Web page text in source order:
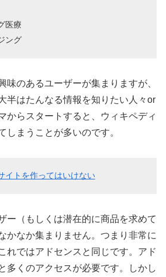
医療
ング
味のあるユーザーが集まりますが、
半はたんなる情報を知りたい人々or
からスタートすると、ウィキペディ
しまうことが多いのです。
イトを作ってはいけない
ー（もしくは潜在的に商品を求めて
かなか集まりません。つまり非常に
れではアドセンスと同じです。アド
多くのアクセスが必要です。しかし